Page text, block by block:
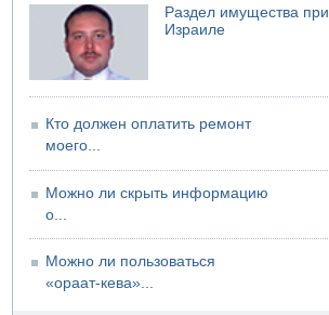
Раздел имущества
Израиле
Кто должен оплатить ремонт
моего...
Можно ли скрыть информацию
о...
Можно ли пользоваться
«ораат-кева»...